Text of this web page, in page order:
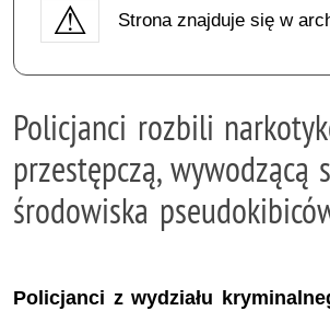
Strona znajduje się w
Policjanci rozbili
przestępczą, wywodzącą
środowiska
Policjanci z wydziału